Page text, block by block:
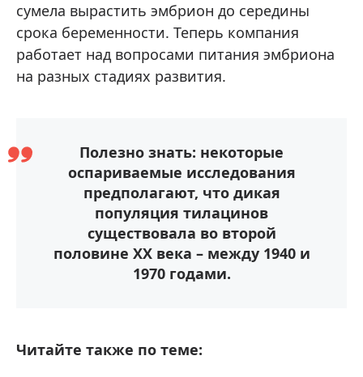
сумела вырастить эмбрион до середины
срока беременности. Теперь компания
работает над вопросами питания эмбриона
на разных стадиях развития.
Полезно знать: некоторые
оспариваемые исследования
предполагают, что дикая
популяция тилацинов
существовала во второй
половине XX века – между 1940 и
1970 годами.
Читайте также по теме: